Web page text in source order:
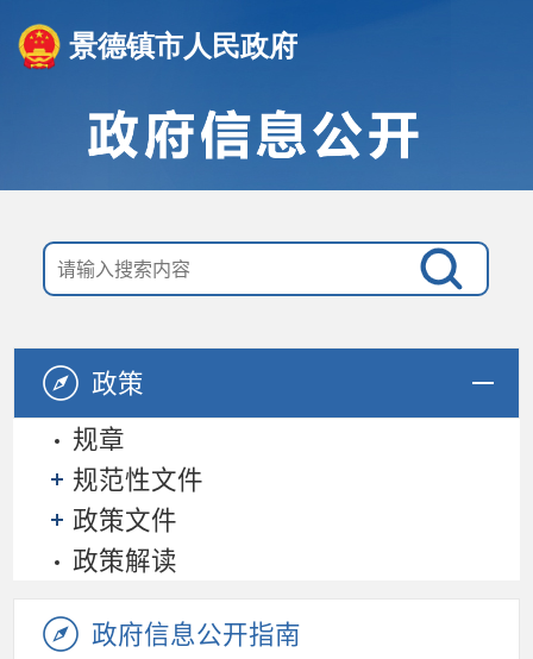
景德镇市人民政府
政策
规章
规范性文件
政策文件
政策解读
政府信息公开指南